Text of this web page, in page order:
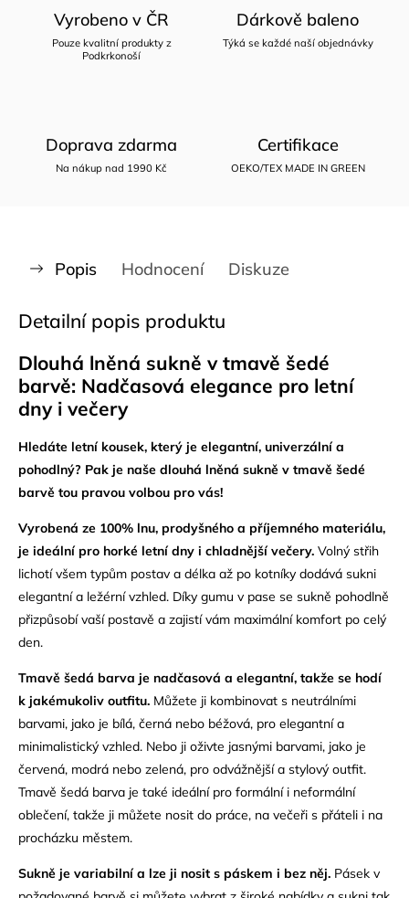
Vyrobeno v ČR
Pouze kvalitní produkty z
Podkrkonoší
Dárkově baleno
Týká se každé naší objednávky
Doprava zdarma
Na nákup nad 1990 Kč
Certifikace
OEKO/TEX MADE IN GREEN
Popis Hodnocení Diskuze
Detailní popis produktu
Dlouhá lněná sukně v tmavě šedé
barvě: Nadčasová elegance pro letní
dny i večery
Hledáte letní kousek, který je elegantní, univerzální a
pohodlný? Pak je naše dlouhá lněná sukně v tmavě šedé
barvě tou pravou volbou pro vás!
Vyrobená ze 100% lnu, prodyšného a příjemného materiálu,
je ideální pro horké letní dny i chladnější večery. Volný střih
lichotí všem typům postav a délka až po kotníky dodává sukni
elegantní a ležérní vzhled. Díky gumu v pase se sukně pohodlně
přizpůsobí vaší postavě a zajistí vám maximální komfort po celý
den.
Tmavě šedá barva je nadčasová a elegantní, takže se hodí
k jakémukoliv outfitu. Můžete ji kombinovat s neutrálními
barvami, jako je bílá, černá nebo béžová, pro elegantní a
minimalistický vzhled. Nebo ji oživte jasnými barvami, jako je
červená, modrá nebo zelená, pro odvážnější a stylový outfit.
Tmavě šedá barva je také ideální pro formální i neformální
oblečení, takže ji můžete nosit do práce, na večeři s přáteli i na
procházku městem.
Sukně je variabilní a lze ji nosit s páskem i bez něj. Pásek v